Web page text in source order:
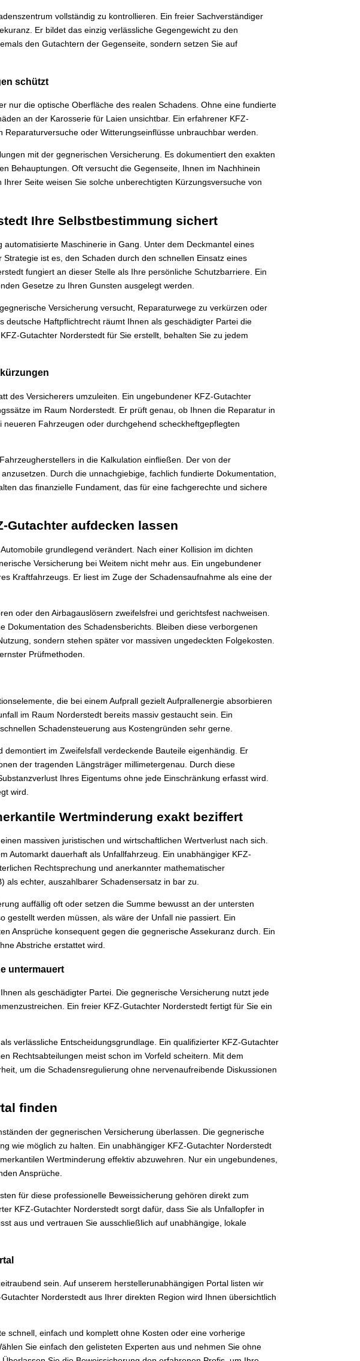
vollständig zu kontrollieren. Ein freier Sachverständiger
Er bildet das einzig verlässliche Gegengewicht zu den
den Gutachtern der Gegenseite, sondern setzen Sie auf
schützt
nur die optische Oberfläche des realen Schadens. Ohne eine fundierte
an der Karosserie für Laien unsichtbar. Ein erfahrener KFZ-
oder Witterungseinflüsse unbrauchbar werden.
mit der gegnerischen Versicherung. Es dokumentiert den exakten
Behauptungen. Oft versucht die Gegenseite, Ihnen im Nachhinein
Seite weisen Sie solche unberechtigten Kürzungsversuche von
Ihre Selbstbestimmung sichert
Maschinerie in Gang. Unter dem Deckmantel eines
ist es, den Schaden durch den schnellen Einsatz eines
fungiert an dieser Stelle als Ihre persönliche Schutzbarriere. Ein
Gesetze zu Ihren Gunsten ausgelegt werden.
Versicherung versucht, Reparaturwege zu verkürzen oder
Haftpflichtrecht räumt Ihnen als geschädigter Partei die
Gutachter Norderstedt für Sie erstellt, behalten Sie zu jedem
des Versicherers umzuleiten. Ein ungebundener KFZ-Gutachter
im Raum Norderstedt. Er prüft genau, ob Ihnen die Reparatur in
Fahrzeugen oder durchgehend scheckheftgepflegten
in die Kalkulation einfließen. Der von der
Durch die unnachgiebige, fachlich fundierte Dokumentation,
das finanzielle Fundament, das für eine fachgerechte und sichere
Gutachter aufdecken lassen
grundlegend verändert. Nach einer Kollision im dichten
Versicherung bei Weitem nicht mehr aus. Ein ungebundener
Kraftfahrzeugs. Er liest im Zuge der Schadensaufnahme als eine der
oder den Airbagauslösern zweifelsfrei und gerichtsfest nachweisen.
des Schadensberichts. Bleiben diese verborgenen
sondern stehen später vor massiven ungedeckten Folgekosten.
Prüfmethoden.
die bei einem Aufprall gezielt Aufprallenergie absorbieren
im Raum Norderstedt bereits massiv gestaucht sein. Ein
Schadensteuerung aus Kostengründen sehr gerne.
im Zweifelsfall verdeckende Bauteile eigenhändig. Er
der tragenden Längsträger millimetergenau. Durch diese
Ihres Eigentums ohne jede Einschränkung erfasst wird.
wird.
Wertminderung exakt beziffert
massiven juristischen und wirtschaftlichen Wertverlust nach sich.
Automarkt dauerhaft als Unfallfahrzeug. Ein unabhängiger KFZ-
Rechtsprechung und anerkannter mathematischer
echter, auszahlbarer Schadensersatz in bar zu.
auffällig oft oder setzen die Summe bewusst an der untersten
gestellt werden müssen, als wäre der Unfall nie passiert. Ein
Ansprüche konsequent gegen die gegnerische Assekuranz durch. Ein
Abstriche erstattet wird.
untermauert
als geschädigter Partei. Die gegnerische Versicherung nutzt jede
Ein freier KFZ-Gutachter Norderstedt fertigt für Sie ein
verlässliche Entscheidungsgrundlage. Ein qualifizierter KFZ-Gutachter
Rechtsabteilungen meist schon im Vorfeld scheitern. Mit dem
um die Schadensregulierung ohne nervenaufreibende Diskussionen
finden
der gegnerischen Versicherung überlassen. Die gegnerische
wie möglich zu halten. Ein unabhängiger KFZ-Gutachter Norderstedt
Wertminderung effektiv abzuwehren. Nur ein ungebundenes,
Ansprüche.
für diese professionelle Beweissicherung gehören direkt zum
KFZ-Gutachter Norderstedt sorgt dafür, dass Sie als Unfallopfer in
aus und vertrauen Sie ausschließlich auf unabhängige, lokale
sein. Auf unserem herstellerunabhängigen Portal listen wir
Norderstedt aus Ihrer direkten Region wird Ihnen übersichtlich
schnell, einfach und komplett ohne Kosten oder eine vorherige
Sie einfach den gelisteten Experten aus und nehmen Sie ohne